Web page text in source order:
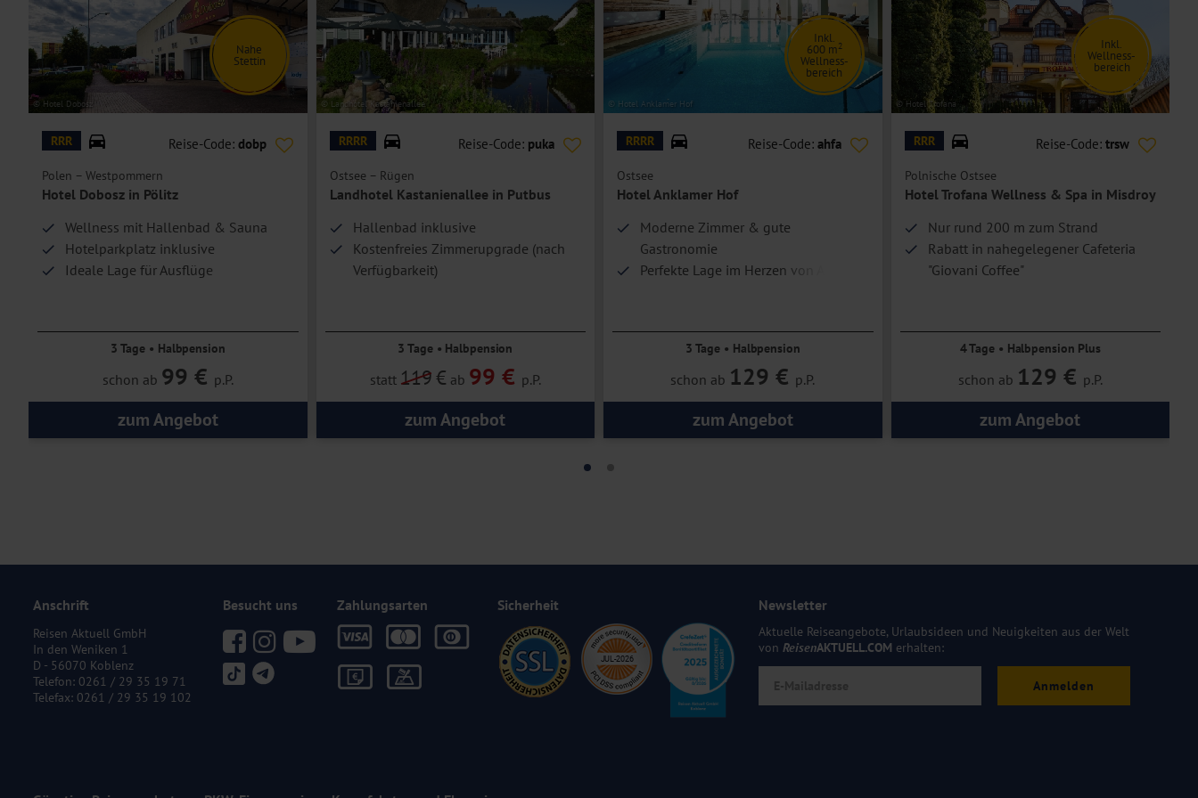
Hoteleinrichtungen und Zimmerausstattung teilweise gegen Gebühr.
© Hotel Dobosz
Nahe
Stettin
RRR Reise-Code: dobp
Polen – Westpommern
Hotel Dobosz in Pölitz
Wellness mit Hallenbad & Sauna
Hotelparkplatz inklusive
Ideale Lage für Ausflüge
3 Tage • Halbpension
schon ab 99 € p.P.
zum Angebot
© Landhotel Kastanienallee
RRRR Reise-Code: puka
Ostsee – Rügen
Landhotel Kastanienallee in Putbus
Hallenbad inklusive
Kostenfreies Zimmerupgrade (nach
Verfügbarkeit)
3 Tage • Halbpension
statt 119€ ab 99 € p.P.
zum Angebot
© Hotel Anklamer Hof
Inkl.
600 m2
Wellness-
bereich
RRRR Reise-Code: ahfa
Ostsee
Hotel Anklamer Hof
Moderne Zimmer & gute
Gastronomie
Perfekte Lage im Herzen von Anklam
3 Tage • Halbpension
schon ab 129 € p.P.
zum Angebot
© Hotel Trofana
Inkl.
Wellness-
bereich
RRR Reise-Code: trsw
Polnische Ostsee
Hotel Trofana Wellness & Spa in Misdroy
Nur rund 200 m zum Strand
Rabatt in nahegelegener Cafeteria
"Giovani Coffee"
4 Tage • Halbpension Plus
schon ab 129 € p.P.
zum Angebot
Anschrift
Reisen Aktuell GmbH
In den Weniken 1
D - 56070 Koblenz
Telefon: 0261 / 29 35 19 71
Telefax: 0261 / 29 35 19 102
Besucht uns Zahlungsarten Sicherheit Newsletter
Aktuelle Reiseangebote, Urlaubsideen und Neuigkeiten aus der Welt
von ReisenAKTUELL.COM erhalten:
Anmelden